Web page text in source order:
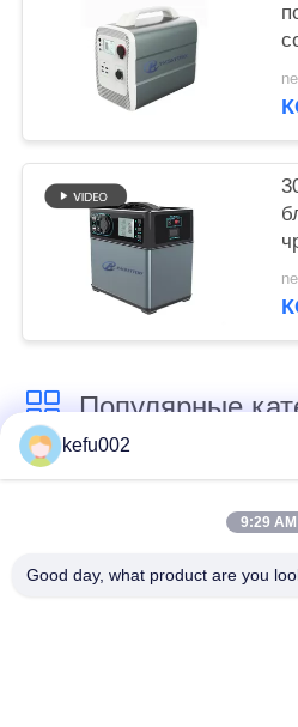
Популярные
Перезаряжаемые
kefu002
9:29 AM
Good day, what product are you